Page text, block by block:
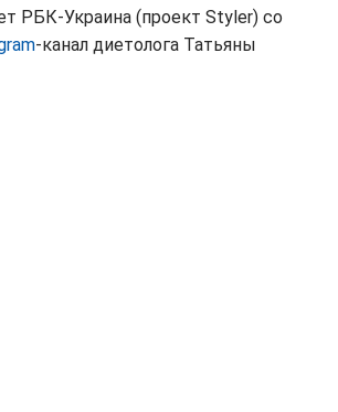
РБК-Украина (проект Styler) со
-канал диетолога Татьяны